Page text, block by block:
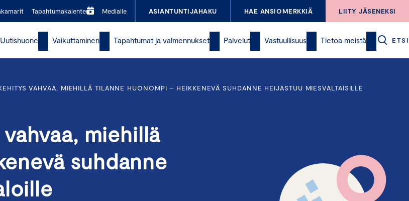
Tapahtumakalenteri Medialle ASIANTUNTIJAHAKU HAE ANSIOMERKKIÄ LIITY JÄSENEKSI
Uutishuone Vaikuttaminen Tapahtumat ja valmennukset Palvelut Vastuullisuus Tietoa meistä ETSI
VAHVAA, MIEHILLÄ TILANNE HUONOMPI – HEIKKENEVÄ SUHDANNE HEIJASTUU MIESVALTAISILLE
miehillä
suhdanne